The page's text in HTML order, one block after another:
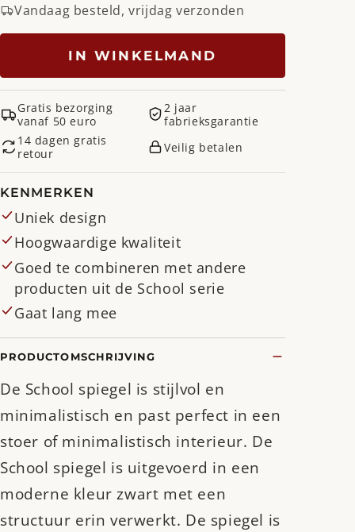
Vandaag besteld, vrijdag verzonden
IN WINKELMAND
Gratis bezorging
vanaf 50 euro
2 jaar
fabrieksgarantie
14 dagen gratis
retour
Veilig betalen
KENMERKEN
Uniek design
Hoogwaardige kwaliteit
Goed te combineren met andere
producten uit de School serie
Gaat lang mee
PRODUCTOMSCHRIJVING
De School spiegel is stijlvol en
minimalistisch en past perfect in een
stoer of minimalistisch interieur. De
School spiegel is uitgevoerd in een
moderne kleur zwart met een
structuur erin verwerkt. De spiegel is